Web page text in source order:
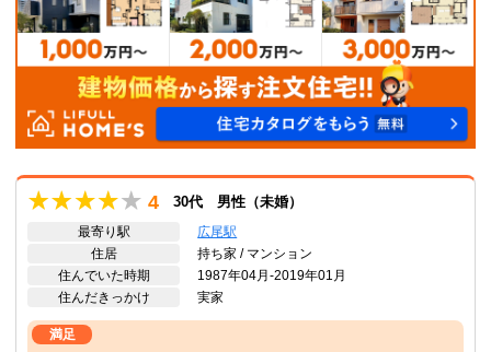
4 30代 男性（未婚）
最寄り駅
広尾駅
住居
持ち家 / マンション
住んでいた時期
1987年04月-2019年01月
住んだきっかけ
実家
満足